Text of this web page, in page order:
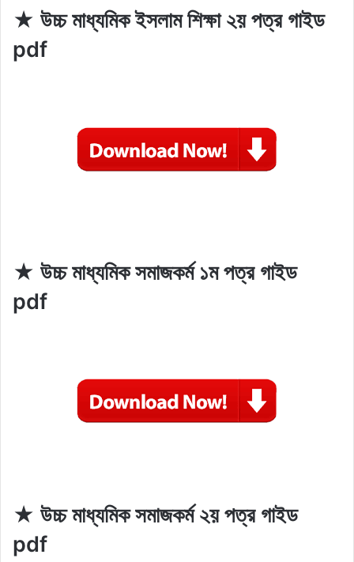
★ উচ্চ মাধ্যমিক ইসলাম শিক্ষা ২য় পত্র গাইড
pdf
★ উচ্চ মাধ্যমিক সমাজকর্ম ১ম পত্র গাইড
pdf
★ উচ্চ মাধ্যমিক সমাজকর্ম ২য় পত্র গাইড
pdf